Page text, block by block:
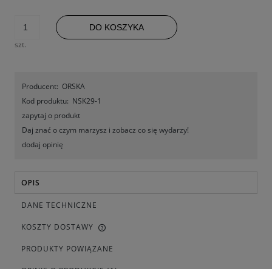
szt.
DO KOSZYKA
Producent: ORSKA
Kod produktu: NSK29-1
zapytaj o produkt
Daj znać o czym marzysz i zobacz co się wydarzy!
dodaj opinię
OPIS
DANE TECHNICZNE
KOSZTY DOSTAWY
PRODUKTY POWIĄZANE